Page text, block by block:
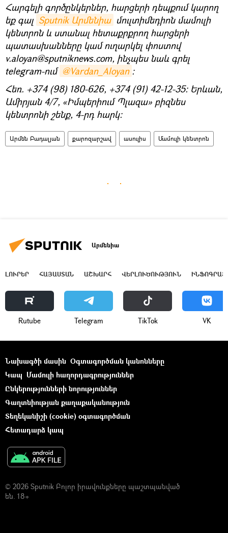
Հարգելի գործընկերներ, հարցերի դեպքում կարող
եք գալ Sputnik Արմենիա մուլտիմեդիոն մամուլի
կենտրոն և ստանալ հետաքրքրող հարցերի
պատասխանները կամ ուղարկել փոստով
v.aloyan@sputniknews.com, ինչպես նաև գրել
telegram-ում @Vardan_Aloyan ։
Հեռ. +374 (98) 180-626, +374 (91) 42-12-35։ Երևան,
Ամիրյան 4/7, «Իմպերիում Պլազա» բիզնես
կենտրոնի շենք, 4-րդ հարկ:
Արմեն Բադալյան քարոզարշավ ասուլիս Մամուլի կենտրոն
Արմենիա
ԼՈՒՐԵՐ ՀԱՅԱՍՏԱՆ ԱՇԽԱՐՀ ՎԵՐԼՈՒԾՈՒԹՅՈՒՆ
Rutube Telegram ТikТоk VK
Նախագծի մասին Օգտագործման կանոնները
Կապ Մամուլի հաղորդագրություններ
Ընկերությունների նորություններ
Գաղտնիության քաղաքականություն
Տեղեկանիշի (cookie) օգտագործման
Հետադարձ կապ
© 2026 Sputnik Բոլոր իրավունքները պաշտպանված
են. 18+